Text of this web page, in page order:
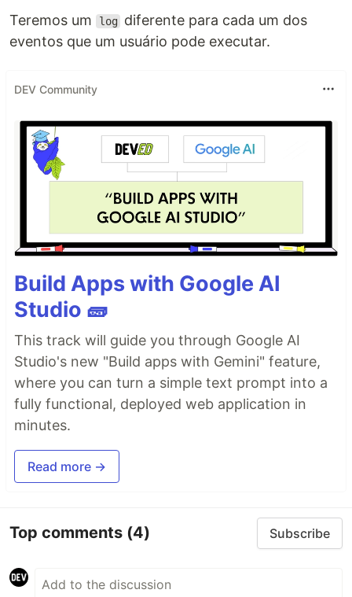
Teremos um log
diferente para cada um dos
eventos que um usuário pode executar.
DEV Community
Build Apps with Google AI
Studio 🧱
This track will guide you through Google AI
Studio's new "Build apps with Gemini" feature,
where you can turn a simple text prompt into a
fully functional, deployed web application in
minutes.
Read more →
Top comments (4) Subscribe